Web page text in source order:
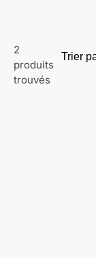
2
produits
trouvés